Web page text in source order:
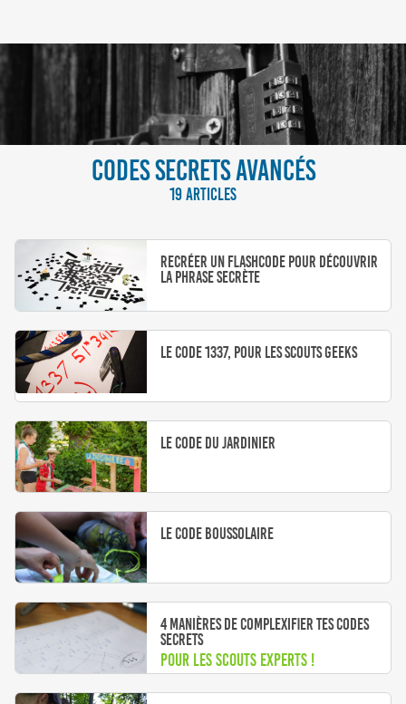
CODES SECRETS AVANCÉS
19 ARTICLES
Recréer un flashcode pour découvrir
la phrase secrète
Le code 1337, pour les scouts geeks
Le code du jardinier
Le code boussolaire
4 manières de complexifier tes codes
secrets
Pour les scouts experts !